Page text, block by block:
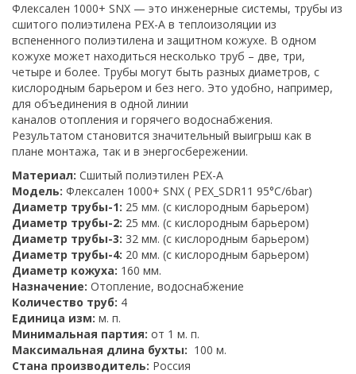
Флексален 1000+ SNX — это инженерные системы, трубы из
сшитого полиэтилена PEX-A в теплоизоляции из
вспененного полиэтилена и защитном кожухе. В одном
кожухе может находиться несколько труб – две, три,
четыре и более. Трубы могут быть разных диаметров, с
кислородным барьером и без него. Это удобно, например,
для объединения в одной линии
каналов отопления и горячего водоснабжения.
Результатом становится значительный выигрыш как в
плане монтажа, так и в энергосбережении.
Материал: Сшитый полиэтилен PEX-A
Модель: Флексален 1000+ SNX ( PEX_SDR11 95°C/6bar)
Диаметр трубы-1: 25 мм. (с кислородным барьером)
Диаметр трубы-2: 25 мм. (с кислородным барьером)
Диаметр трубы-3: 32 мм. (с кислородным барьером)
Диаметр трубы-4: 20 мм. (с кислородным барьером)
Диаметр кожуха: 160 мм.
Назначение: Отопление, водоснабжение
Количество труб: 4
Единица изм: м. п.
Минимальная партия: от 1 м. п.
Максимальная длина бухты: 100 м.
Стана производитель: Россия